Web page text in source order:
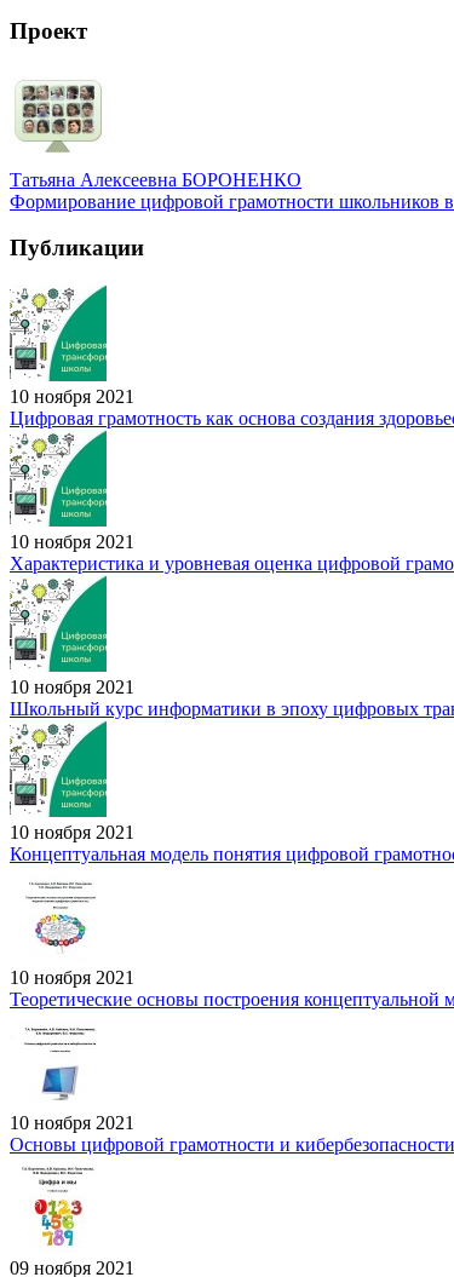
Проект
Татьяна Алексеевна БОРОНЕНКО
Формирование цифровой грамотности школьников
Публикации
10 ноября 2021
Цифровая грамотность как основа создания
10 ноября 2021
Характеристика и уровневая оценка цифровой
10 ноября 2021
Школьный курс информатики в эпоху цифровых
10 ноября 2021
Концептуальная модель понятия цифровой
10 ноября 2021
Теоретические основы построения концептуальной
10 ноября 2021
Основы цифровой грамотности и кибербезопасности
09 ноября 2021